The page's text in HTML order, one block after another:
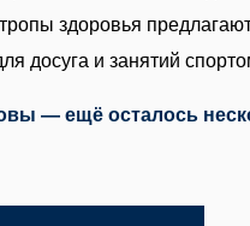
здоровья
досуга и занятий
— ещё осталось